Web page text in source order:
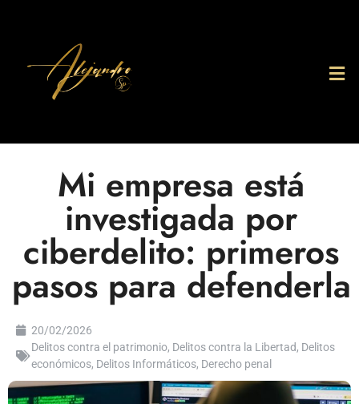
Mi empresa está
investigada por
ciberdelito: primeros
pasos para defenderla
20/02/2026
Delitos contra el patrimonio, Delitos contra la Libertad, Delitos
económicos, Delitos Informáticos, Derecho penal